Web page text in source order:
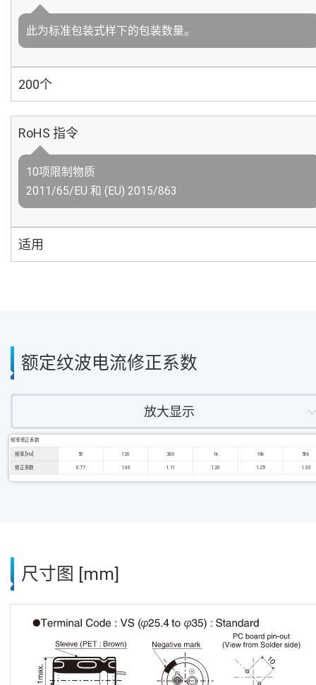
此为标准包装式样下的包装数量。
200个
RoHS 指令
10项限制物质
2011/65/EU 和 (EU) 2015/863
适用
额定纹波电流修正系数
放大显示
频率修正系数
频率 [Hz] 50 120 300 1k 10k 50k
修正系数 0.77 1.00 1.11 1.20 1.25 1.33
尺寸图 [mm]